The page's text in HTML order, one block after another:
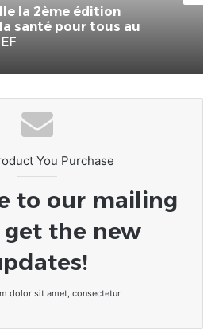
la santé pour tous au
–
: un franc
2026 du Salon
You Purchase
to our mailing
the new
dolor sit amet, consectetur.